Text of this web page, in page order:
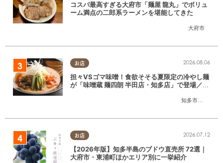
大府市
コスパ最高すぎる大府市「麺屋 龍丸」でボリュ
ーム満点の二郎系ラーメンを堪能してきた
お店
知多市
,半田市
2026.08.06
担々VSゴマ味噌！食欲そそる夏限定の冷やし麺
が「味噌蔵 麺四朗 半田店・知多店」で登場／ち
お店 2026.07.12
【2026年版】知多半島のブドウ直売所 72選｜
大府市・東浦町ほかエリア別に一挙紹介